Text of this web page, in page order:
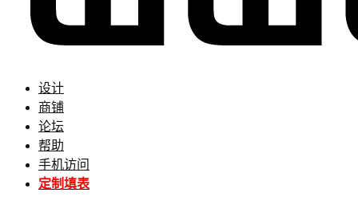
设计
商铺
论坛
帮助
手机访问
定制填表